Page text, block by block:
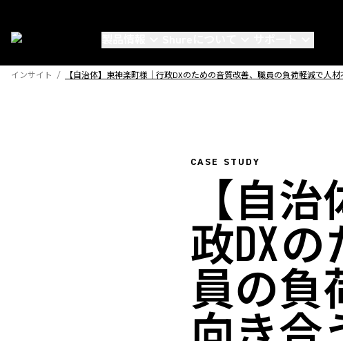
インサイト / 【自治体】東神楽町様｜行政DXのための音質改善、職員の負荷軽減で人
CASE STUDY
【自
政DX
員の負
向き合